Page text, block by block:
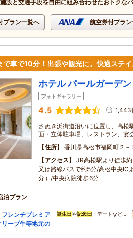
設と交通手段を自由に組み合わせたおトクな
プラン一覧へ 航空券付プラ
車で10分！出張や観光に。快適ステ
ホテル パールガーデン
フォトギャラリー
4.5 1,443
さぬき浜街道沿いに位置し、高松
面・立体駐車場、レストラン、宴
住所
香川県高松市福岡町２－
アクセス
JR高松駅より徒歩
又は路線パスで約5分/高松中央IC
分）/中央病院徒歩6分
泊プラン
フレンチプレミア
ーブ牛等地元の
誕生日や記念日 ・デートなど…